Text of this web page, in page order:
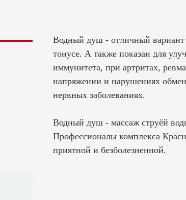
Водный душ - отличный вариант
тонусе. А также показан для
иммунитета, при артритах,
напряжении и нарушениях
нервных заболеваниях.
Водный душ - массаж струёй
Профессионалы комплекса
приятной и безболезненной.